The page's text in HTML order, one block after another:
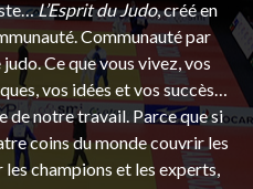
L’Esprit du Judo, créé en
Communauté par
Ce que vous vivez, vos
vos idées et vos succès…
de notre travail. Parce que si
coins du monde couvrir les
champions et les experts,